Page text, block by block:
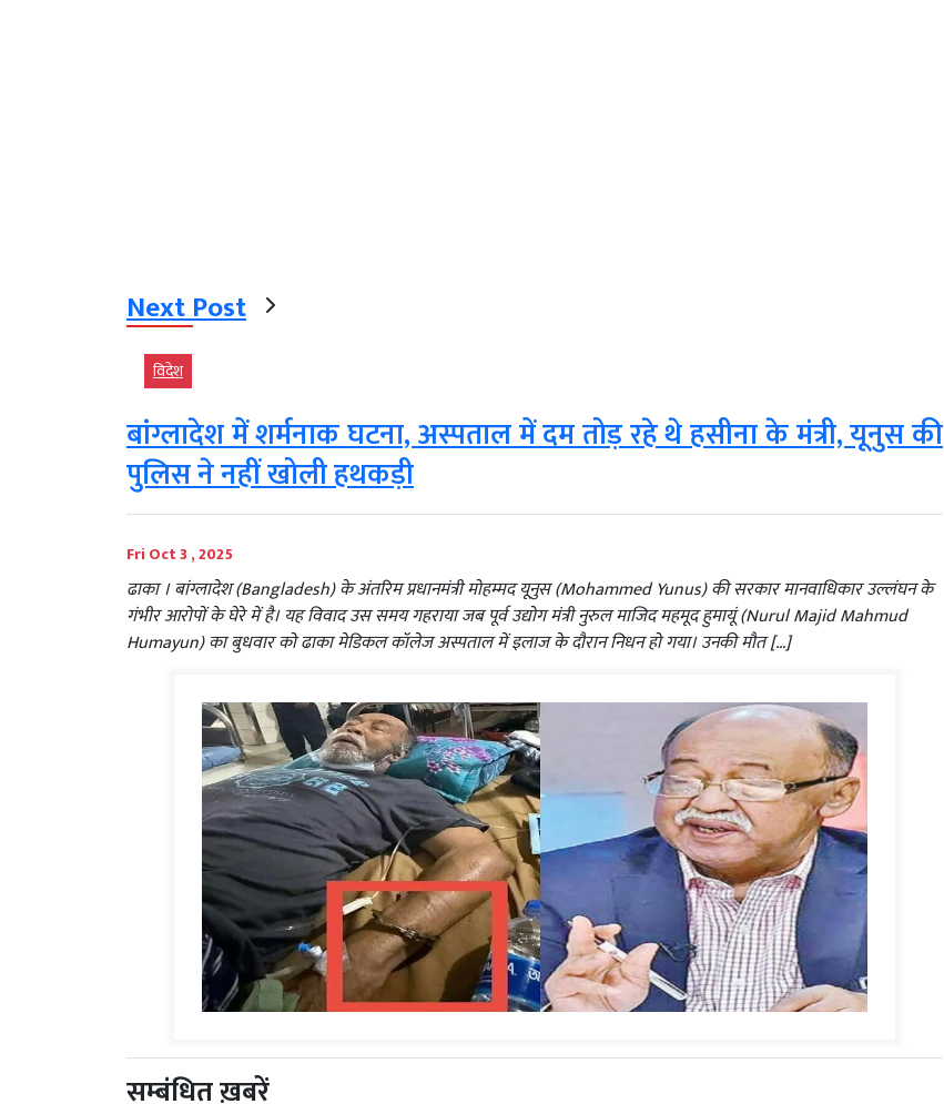
Next Post
विदेश
बांग्लादेश में शर्मनाक घटना, अस्पताल में दम तोड़ रहे थे हसीना के मंत्री, यूनुस की
पुलिस ने नहीं खोली हथकड़ी
Fri Oct 3 , 2025
ढाका । बांग्लादेश (Bangladesh) के अंतरिम प्रधानमंत्री मोहम्मद यूनुस (Mohammed Yunus) की सरकार मानवाधिकार उल्लंघन के
गंभीर आरोपों के घेरे में है। यह विवाद उस समय गहराया जब पूर्व उद्योग मंत्री नुरुल माजिद महमूद हुमायूं (Nurul Majid Mahmud
Humayun) का बुधवार को ढाका मेडिकल कॉलेज अस्पताल में इलाज के दौरान निधन हो गया। उनकी मौत […]
सम्बंधित ख़बरें